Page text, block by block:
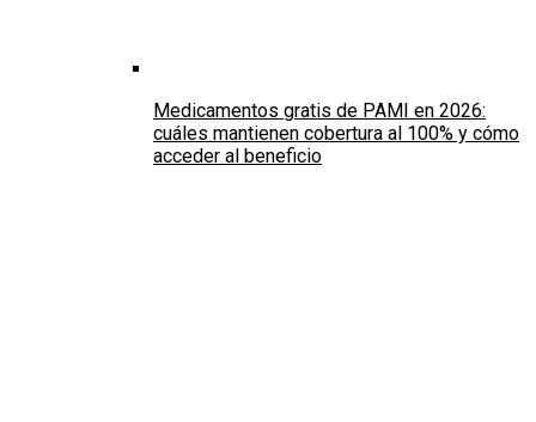
Medicamentos gratis de PAMI en 2026:
cuáles mantienen cobertura al 100% y cómo
acceder al beneficio